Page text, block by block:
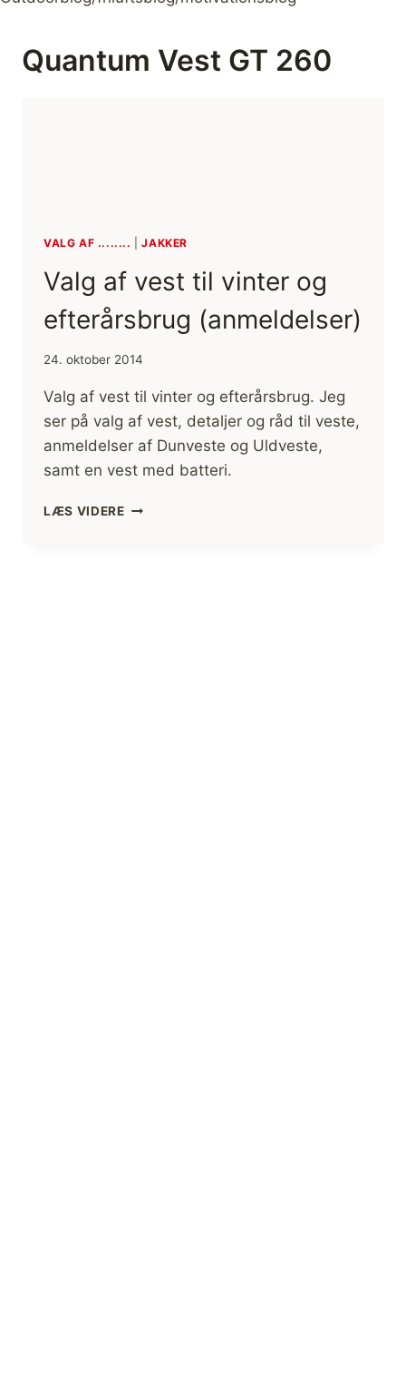
Quantum Vest GT 260
VALG AF ........ |JAKKER
Valg af vest til vinter og
efterårsbrug (anmeldelser)
24. oktober 2014
Valg af vest til vinter og efterårsbrug. Jeg
ser på valg af vest, detaljer og råd til veste,
anmeldelser af Dunveste og Uldveste,
samt en vest med batteri.
LÆS VIDEREVALG